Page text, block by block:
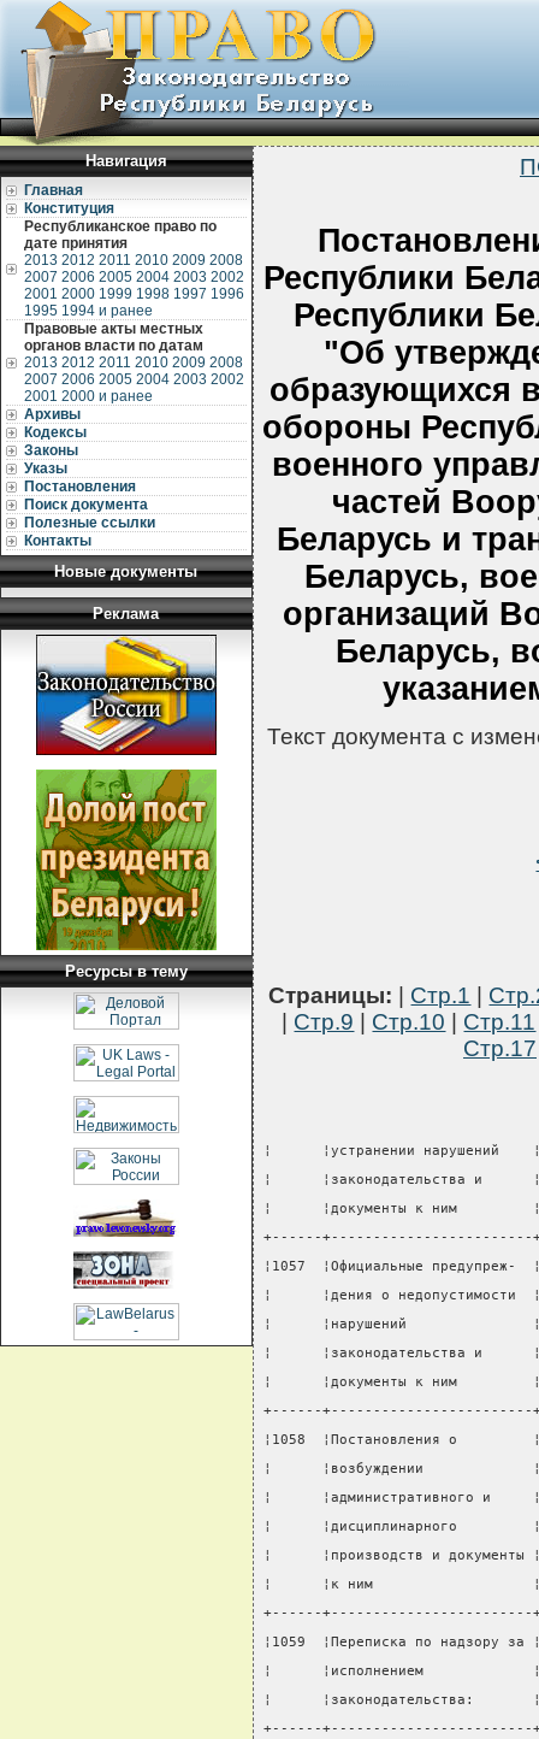
Навигация
Главная
Конституция
Республиканское право по
дате принятия
2013 2012 2011 2010 2009 2008
2007 2006 2005 2004 2003 2002
2001 2000 1999 1998 1997 1996
1995 1994 и ранее
Правовые акты местных
органов власти по датам
2013 2012 2011 2010 2009 2008
2007 2006 2005 2004 2003 2002
2001 2000 и ранее
Архивы
Кодексы
Законы
Указы
Постановления
Поиск документа
Полезные ссылки
Контакты
Новые документы
Реклама
Ресурсы в тему
Республики
Республики
"Об
образующихся
обороны
военного
частей
Беларусь и
Беларусь,
организаций
Беларусь,
Текст документа с
Страницы: Стр.1
Стр.9 Стр.10 Стр.11
Стр.17
¦      ¦устранении
¦
¦      ¦документы к ним
+------+------------------------
¦1057  ¦Официальные
¦      ¦дения о
¦      ¦нарушений
¦
¦      ¦документы к ним
+------+------------------------
¦1058  ¦Постановления о
¦      ¦возбуждении
¦
¦
¦      ¦производств и
¦      ¦к ним
+------+------------------------
¦1059  ¦Переписка по
¦      ¦исполнением
¦
+------+------------------------